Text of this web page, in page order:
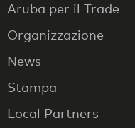
Aruba per il Trade
Organizzazione
News
Stampa
Local Partners